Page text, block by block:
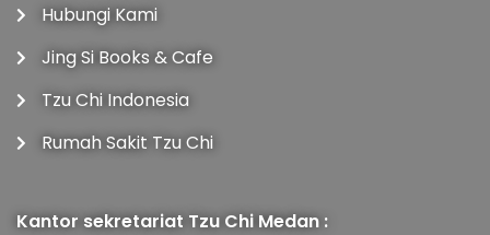
Hubungi Kami
Jing Si Books & Cafe
Tzu Chi Indonesia
Rumah Sakit Tzu Chi
Kantor sekretariat Tzu Chi Medan :